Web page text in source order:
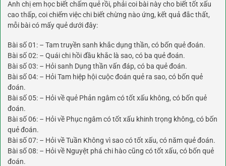
Anh chị em học biết chấm quẻ rồi, phải coi bài này cho biết tốt xấu
cao thấp, coi chiếm việc chi biết chừng nào ứng, kết quả đắc thất,
mỗi bài có mấy quẻ dưới đây:
Bài số 01: – Tam truyền sanh khắc dụng thần, có bốn quẻ đoán.
Bài số 02: – Quái chi hồi đầu khắc là sao, có ba quẻ đoán.
Bài số 03: – Hỏi sanh Dụng thần vấn đáp, có ba quẻ đoán.
Bài số 04: – Hỏi Tam hiệp hội cuộc đoán quẻ ra sao, có bốn quẻ
đoán.
Bài số 05: – Hỏi về quẻ Phản ngâm có tốt xấu không, có bốn quẻ
đoán.
Bài số 06: – Hỏi về Phục ngâm có tốt xấu khinh trọng không, có bốn
quẻ đoán.
Bài số 07: – Hỏi về Tuần Không vì sao có tốt xấu, có năm quẻ đoán.
Bài số 08: – Hỏi về Nguyệt phá chi hào cũng có tốt xấu, có bốn quẻ
đoán.